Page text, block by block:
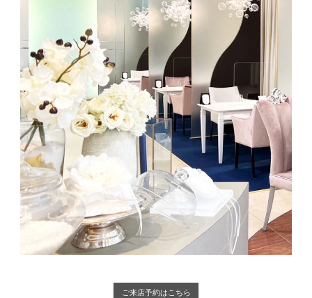
ご来店予約はこちら